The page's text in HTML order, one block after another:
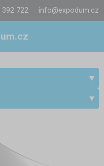
392 722 info@expodum.cz